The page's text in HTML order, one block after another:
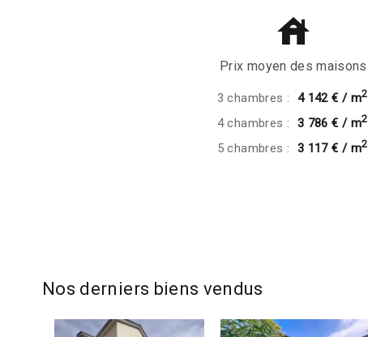
Prix moyen des maisons
3 chambres : 4 142 € / m2
4 chambres : 3 786 € / m2
5 chambres : 3 117 € / m2
Nos derniers biens vendus